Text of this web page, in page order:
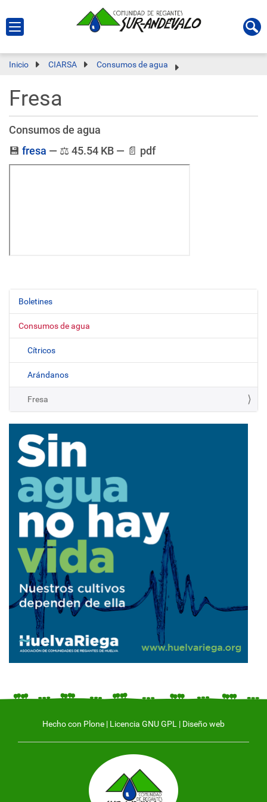
Inicio CIARSA Consumos de agua
Fresa
Consumos de agua
💾 fresa — ⚖️ 45.54 KB — 📄 pdf
N
g
ó
n
Boletines
Consumos de agua
Cítricos
Arándanos
Fresa
Hecho con Plone | Licencia GNU GPL | Diseño web